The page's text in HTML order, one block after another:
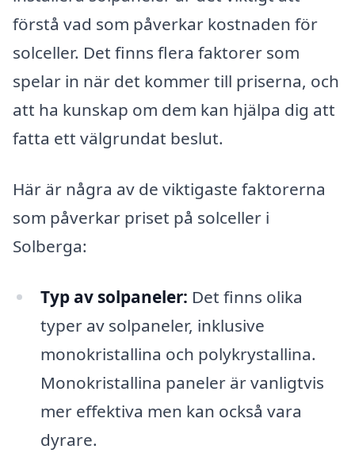
förstå vad som påverkar kostnaden för
solceller. Det finns flera faktorer som
spelar in när det kommer till priserna, och
att ha kunskap om dem kan hjälpa dig att
fatta ett välgrundat beslut.
Här är några av de viktigaste faktorerna
som påverkar priset på solceller i
Solberga:
Typ av solpaneler: Det finns olika
typer av solpaneler, inklusive
monokristallina och polykrystallina.
Monokristallina paneler är vanligtvis
mer effektiva men kan också vara
dyrare.